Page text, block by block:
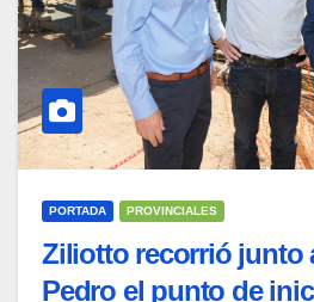
PORTADA PROVINCIALES
Ziliotto recorrió junto
Pedro el punto de